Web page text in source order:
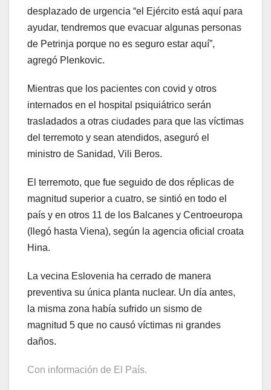
desplazado de urgencia “el Ejército está aquí para
ayudar, tendremos que evacuar algunas personas
de Petrinja porque no es seguro estar aquí”,
agregó Plenkovic.
Mientras que los pacientes con covid y otros
internados en el hospital psiquiátrico serán
trasladados a otras ciudades para que las víctimas
del terremoto y sean atendidos, aseguró el
ministro de Sanidad, Vili Beros.
El terremoto, que fue seguido de dos réplicas de
magnitud superior a cuatro, se sintió en todo el
país y en otros 11 de los Balcanes y Centroeuropa
(llegó hasta Viena), según la agencia oficial croata
Hina.
La vecina Eslovenia ha cerrado de manera
preventiva su única planta nuclear. Un día antes,
la misma zona había sufrido un sismo de
magnitud 5 que no causó víctimas ni grandes
daños.
Con información de El País.